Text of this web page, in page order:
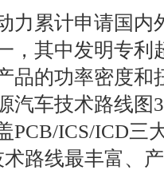
累计申请国内
，其中发明专利
品的功率密度和
汽车技术路线图
PCB/ICS/ICD三
路线最丰富、